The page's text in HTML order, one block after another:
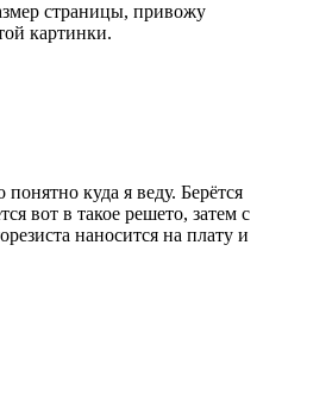
страницы, привожу
картинки.
куда я веду. Берётся
вот в такое решето, затем с
наносится на плату и